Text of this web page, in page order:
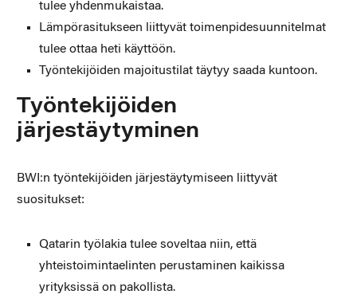
tulee yhdenmukaistaa.
Lämpörasitukseen liittyvät toimenpidesuunnitelmat
tulee ottaa heti käyttöön.
Työntekijöiden majoitustilat täytyy saada kuntoon.
Työntekijöiden
järjestäytyminen
BWI:n työntekijöiden järjestäytymiseen liittyvät
suositukset:
Qatarin työlakia tulee soveltaa niin, että
yhteistoimintaelinten perustaminen kaikissa
yrityksissä on pakollista.